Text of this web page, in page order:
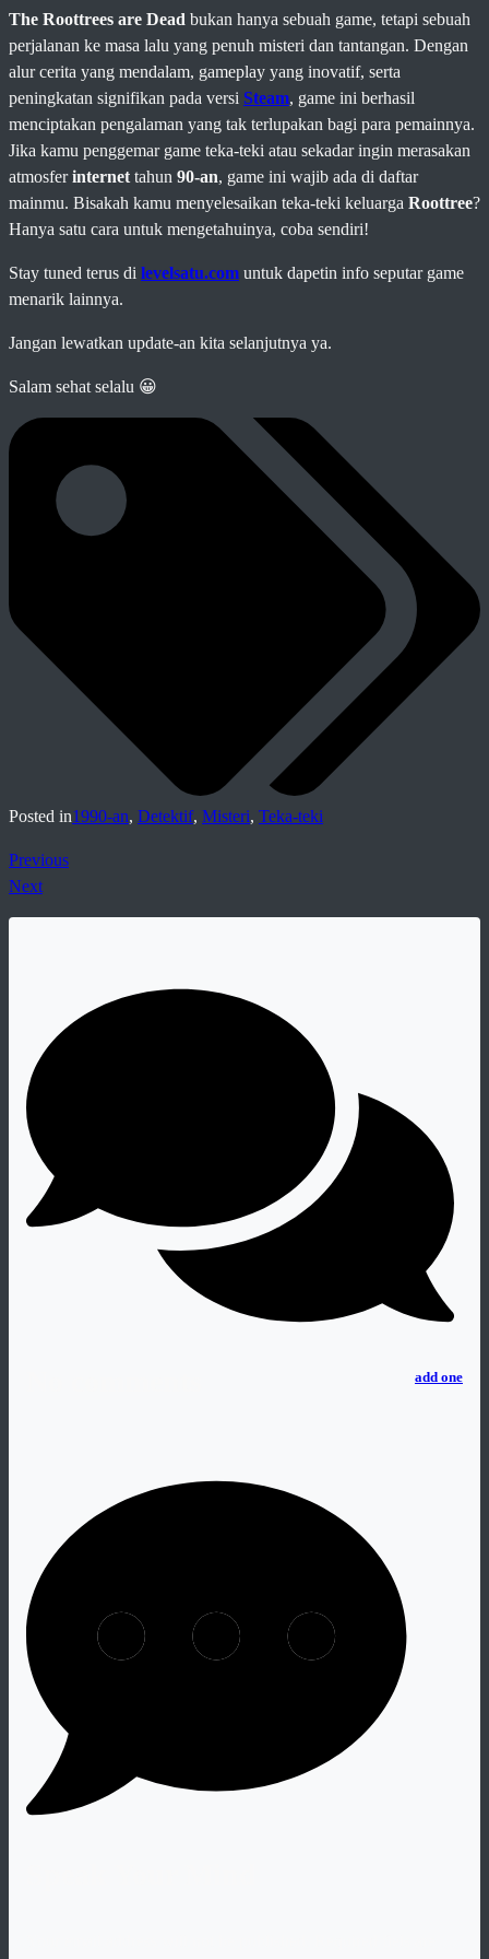
The Roottrees are Dead bukan hanya sebuah game, tetapi sebuah
perjalanan ke masa lalu yang penuh misteri dan tantangan. Dengan
alur cerita yang mendalam, gameplay yang inovatif, serta
peningkatan signifikan pada versi Steam, game ini berhasil
menciptakan pengalaman yang tak terlupakan bagi para pemainnya.
Jika kamu penggemar game teka-teki atau sekadar ingin merasakan
atmosferinternet tahun 90-an, game ini wajib ada di daftar
mainmu. Bisakah kamu menyelesaikan teka-teki keluarga Roottree?
Hanya satu cara untuk mengetahuinya, coba sendiri!
Stay tuned terus di levelsatu.com untuk dapetin info seputar game
menarik lainnya.
Jangan lewatkan update-an kita selanjutnya ya.
Salam sehat selalu 😀
Posted in1990-an, Detektif, Misteri, Teka-teki
Previous
Next
add one